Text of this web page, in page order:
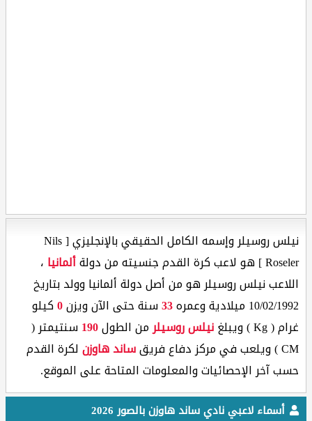
نيلس روسيلر وإسمه الكامل الحقيقي بالإنجليزي [ Nils
Roseler ] هو لاعب كرة القدم جنسيته من دولة
ألمانيا ،
اللاعب نيلس روسيلر هو من أصل دولة ألمانيا وولد بتاريخ
10/02/1992 ميلادية وعمره
33سنة حتى الآن ويزن0كيلو
غرام ( Kg ) ويبلغ
نيلس روسيلرمن الطول190سنتيمتر (
CM ) ويلعب في مركز دفاع فريق
ساند هاوزنلكرة القدم
حسب آخر الإحصائيات والمعلومات المتاحة على الموقع.
أسماء لاعبي نادي ساند هاوزن بالصور 2026